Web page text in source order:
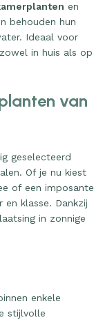
en
behouden hun
Ideaal voor
in huis als op
van
geselecteerd
Of je nu kiest
of een imposante
klasse. Dankzij
in zonnige
enkele
stijlvolle